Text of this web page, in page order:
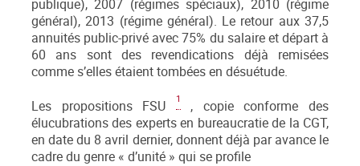
publique), 2007 (régimes spéciaux), 2010 (régime
général), 2013 (régime général). Le retour aux 37,5
annuités public-privé avec 75% du salaire et départ à
60 ans sont des revendications déjà remisées
comme s’elles étaient tombées en désuétude.
Les propositions FSU 1, copie conforme des
élucubrations des experts en bureaucratie de la CGT,
en date du 8 avril dernier, donnent déjà par avance le
cadre du genre « d’unité » qui se profile